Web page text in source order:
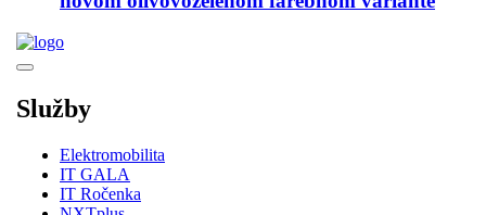
Služby
Elektromobilita
IT GALA
IT Ročenka